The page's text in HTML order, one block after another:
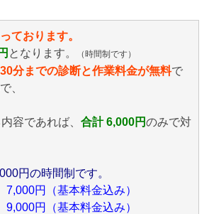
ております。
となります。 （時間制です）
30分までの診断と作業料金が無料で
、
容であれば、 合計 6,000円のみで対
円の時間制です。
円（基本料金込み）
円（基本料金込み）